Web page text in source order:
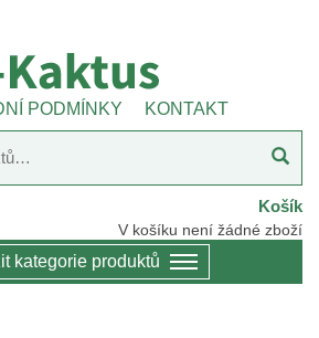
PODMÍNKY KONTAKT
Košík
V košíku není žádné zboží
kategorie produktů